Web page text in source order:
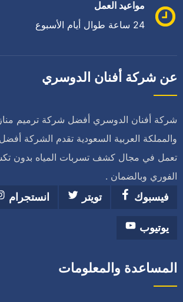
مواعيد العمل
24 ساعة طوال أيام الأسبوع
عن شركة أفنان الدوسري
شركة أفنان الدوسري أفضل شركة ترميم
والمملكة العربية السعودية تقدم الشركة
تعمل في مجال كشف تسربات المياه بدون
الفوري وبالضمان .
فيسبوك
تويتر انستجرام
يوتيوب
المساعدة والمعلومات